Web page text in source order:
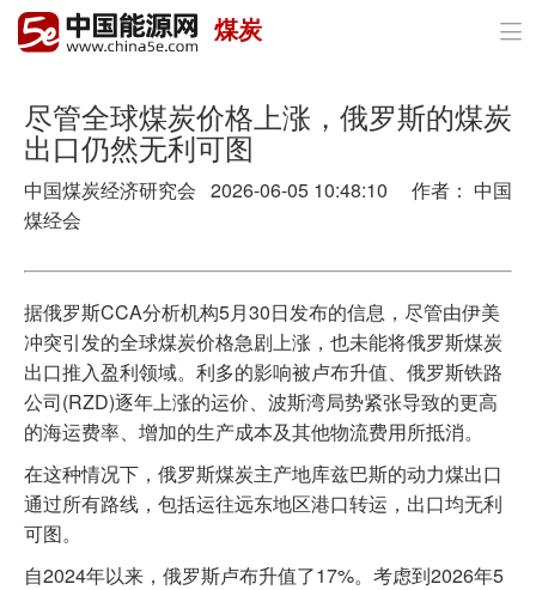
首页
政策与经济
油气
电力
新能源
节能环保
分布式能源
煤炭 
尽管全球煤炭价格上涨，俄罗斯的煤炭
出口仍然无利可图
中国煤炭经济研究会 2026-06-05 10:48:10 作者： 中国
煤经会
据俄罗斯CCA分析机构5月30日发布的信息，尽管由伊美
冲突引发的全球煤炭价格急剧上涨，也未能将俄罗斯煤炭
出口推入盈利领域。利多的影响被卢布升值、俄罗斯铁路
公司(RZD)逐年上涨的运价、波斯湾局势紧张导致的更高
的海运费率、增加的生产成本及其他物流费用所抵消。
在这种情况下，俄罗斯煤炭主产地库兹巴斯的动力煤出口
通过所有路线，包括运往远东地区港口转运，出口均无利
可图。
自2024年以来，俄罗斯卢布升值了17%。考虑到2026年5